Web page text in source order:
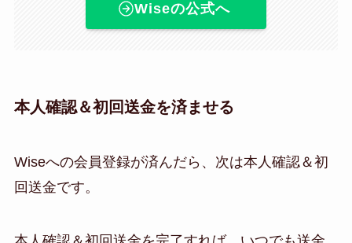
Wiseの公式へ
本人確認＆初回送金を済ませる
Wiseへの会員登録が済んだら、次は本人確認＆初
回送金です。